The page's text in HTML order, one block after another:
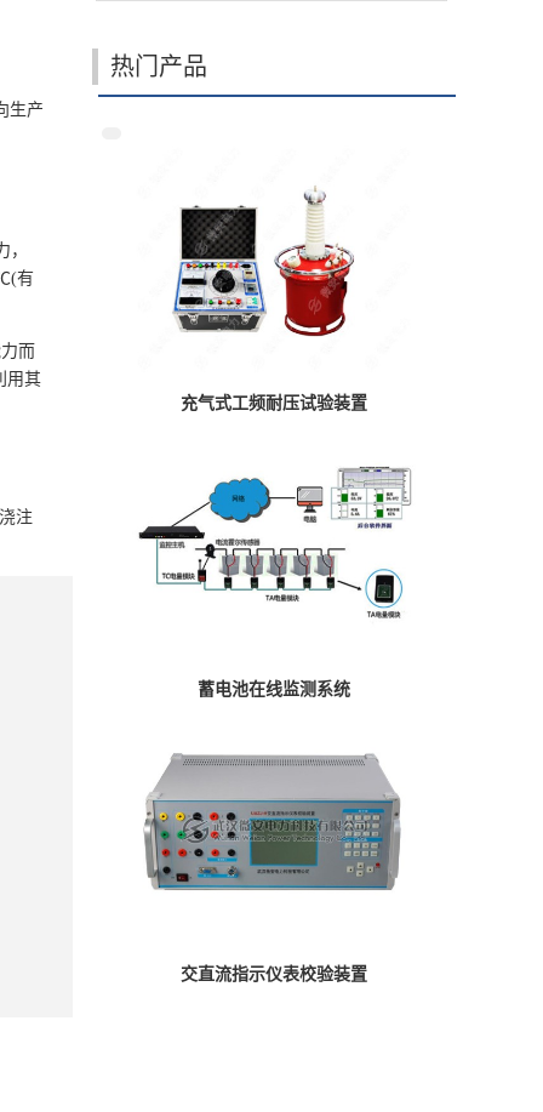
生产
有
而
用其
注
热门产品
充气式工频耐压试验装置
蓄电池在线监测系统
交直流指示仪表校验装置